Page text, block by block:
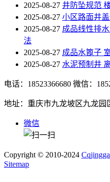
2025-08-27 井防坠规范
2025-08-27 小区路面井
2025-08-27 成品线性排
法
2025-08-27 成品水篦子
2025-08-27 水泥预制井
电话：18523366680 微信：
地址：重庆市九龙坡区九龙园
微信
Copyright © 2010-2024
Sitemap